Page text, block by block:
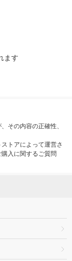
ます
その内容の正確性、
トアによって運営さ
入に関するご質問